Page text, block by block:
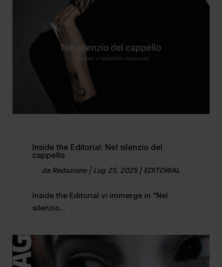
Inside the Editorial: Nel silenzio del
cappello
da Redazione| Lug 25, 2025| EDITORIAL
Inside the Editorial vi immerge in “Nel
silenzio...